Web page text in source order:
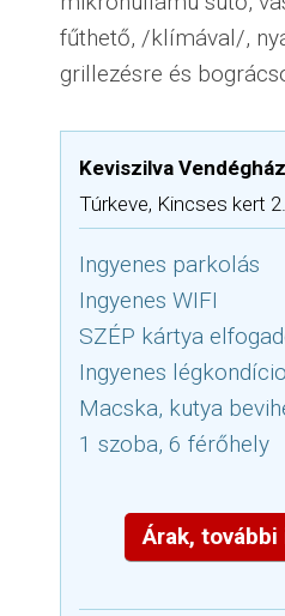
fűthető, /klímával/,
grillezésre és
Keviszilva
Túrkeve, Kincses kert 2.
Ingyenes parkolás
Ingyenes WIFI
SZÉP kártya
Ingyenes
Macska, kutya
1 szoba, 6 férőhely
Árak,